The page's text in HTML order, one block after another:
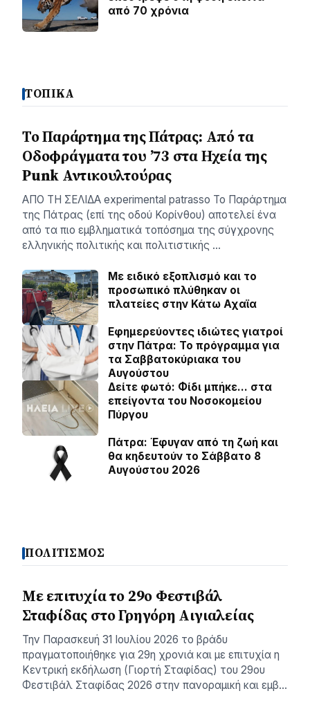
από 70 χρόνια
ΤΟΠΙΚΑ
Το Παράρτημα της Πάτρας: Από τα
Οδοφράγματα του ’73 στα Ηχεία της
Punk Αντικουλτούρας
ΑΠΟ ΤΗ ΣΕΛΙΔΑ experimental patrasso Το Παράρτημα
της Πάτρας (επί της οδού Κορίνθου) αποτελεί ένα
από τα πιο εμβληματικά τοπόσημα της σύγχρονης
ελληνικής πολιτικής και πολιτιστικής …
Με ειδικό εξοπλισμό και το
προσωπικό πλύθηκαν οι
πλατείες στην Κάτω Αχαϊα
Εφημερεύοντες ιδιώτες γιατροί
στην Πάτρα: Το πρόγραμμα για
τα Σαββατοκύριακα του
Αυγούστου
Δείτε φωτό: Φίδι μπήκε… στα
επείγοντα του Νοσοκομείου
Πύργου
Πάτρα: Έφυγαν από τη ζωή και
θα κηδευτούν το Σάββατο 8
Αυγούστου 2026
ΠΟΛΙΤΙΣΜΟΣ
Με επιτυχία το 29ο Φεστιβάλ
Σταφίδας στο Γρηγόρη Aιγιαλείας
Την Παρασκευή 31 Ιουλίου 2026 το βράδυ
πραγματοποιήθηκε για 29η χρονιά και με επιτυχία η
Κεντρική εκδήλωση (Γιορτή Σταφίδας) του 29ου
Φεστιβάλ Σταφίδας 2026 στην πανοραμική και εμβ…